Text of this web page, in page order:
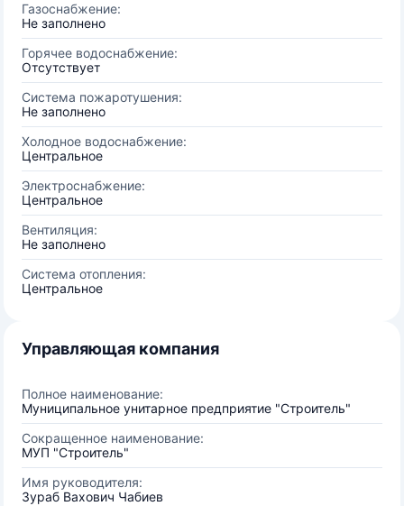
Газоснабжение:
Не заполнено
Горячее водоснабжение:
Отсутствует
Система пожаротушения:
Не заполнено
Холодное водоснабжение:
Центральное
Электроснабжение:
Центральное
Вентиляция:
Не заполнено
Система отопления:
Центральное
Управляющая компания
Полное наименование:
Муниципальное унитарное предприятие "Строитель"
Сокращенное наименование:
МУП "Строитель"
Имя руководителя:
Зураб Вахович Чабиев